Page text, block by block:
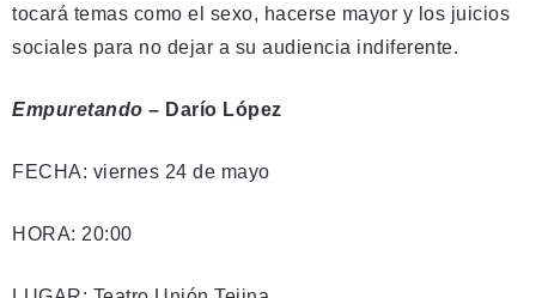
tocará temas como el sexo, hacerse mayor y los juicios
sociales para no dejar a su audiencia indiferente.
Empuretando – Darío López
FECHA: viernes 24 de mayo
HORA: 20:00